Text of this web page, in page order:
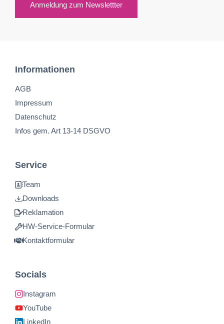
Anmeldung zum Newslettter
Informationen
AGB
Impressum
Datenschutz
Infos gem. Art 13-14 DSGVO
Service
Team
Downloads
Reklamation
HW-Service-Formular
Kontaktformular
Socials
Instagram
YouTube
LinkedIn